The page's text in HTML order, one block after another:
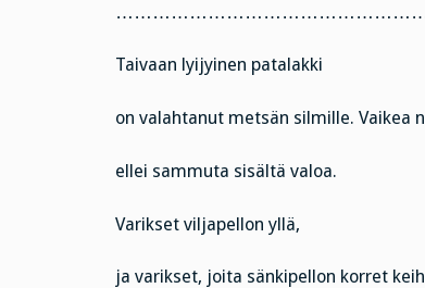
Taivaan lyijyinen patalakki
on valahtanut metsän silmille. Vaikea
ellei sammuta sisältä valoa.
Varikset viljapellon yllä,
ja varikset, joita sänkipellon korret